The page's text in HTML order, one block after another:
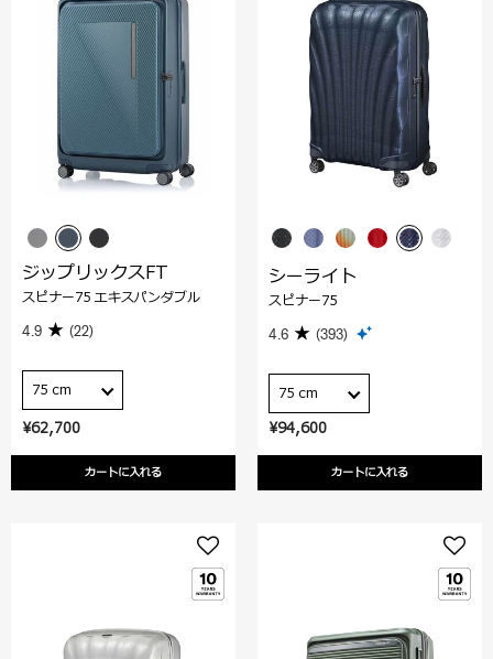
¥62,700
カートに入れる
ジップリックスFT
スピナー75 エキスパンダブル
4.9 (22)
75 cm
¥94,600
カートに入れる
シーライト
スピナー75
4.6 (393)
75 cm